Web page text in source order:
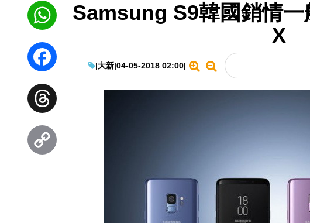
Samsung S9韓國銷情
X
|大新|04-05-2018 02:00|
WhatsApp
Facebook
Threads